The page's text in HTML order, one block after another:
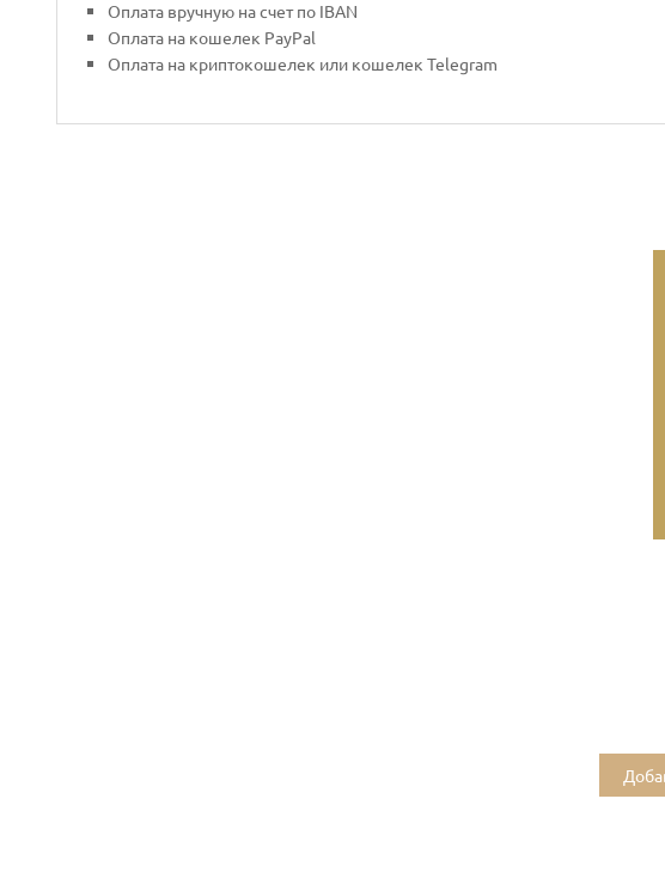
Оплата вручную на счет по IBAN
Оплата на кошелек PayPal
Оплата на криптокошелек или кошелек Telegram